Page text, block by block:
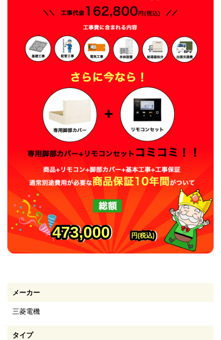
473,000
473,000
473,000 円(税込)
円(税込)
円(税込)
メーカー
三菱電機
タイプ